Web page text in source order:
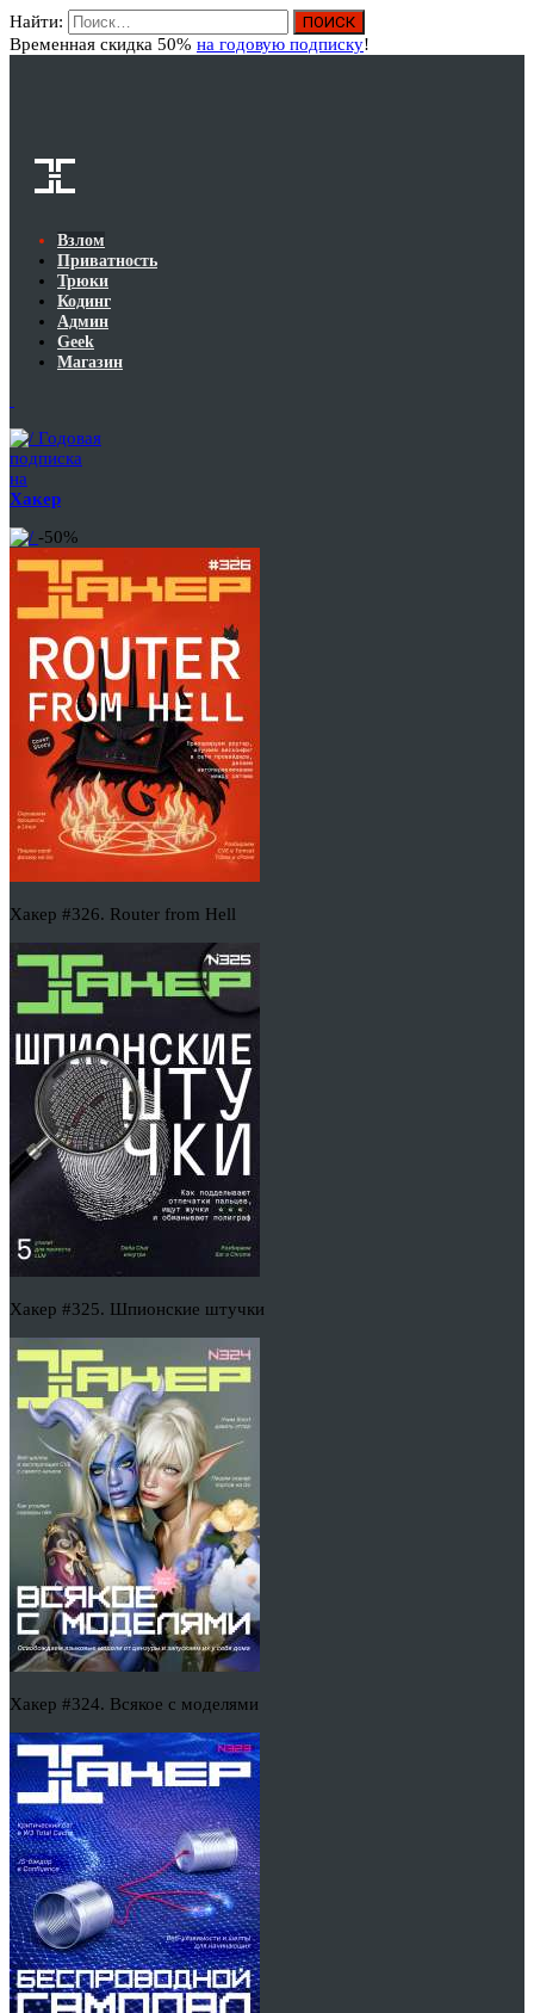
Найти:
Временная скидка 50% на годовую подписку!
Взлом
Приватность
Трюки
Кодинг
Админ
Geek
Магазин
Годовая
подписка
на
Хакер
-50%
Хакер #326. Router from Hell
Хакер #325. Шпионские штучки
Хакер #324. Всякое с моделями